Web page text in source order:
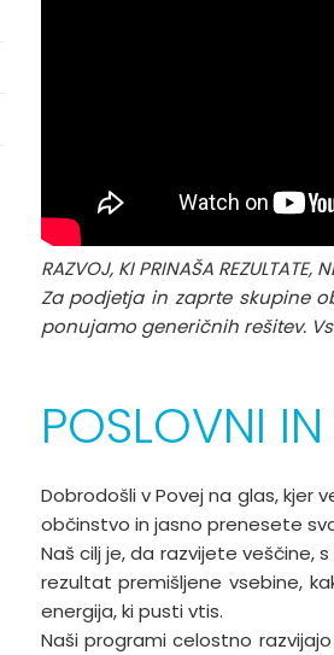
RAZVOJ, KI PRINAŠA REZULTATE,
Za podjetja in zaprte skupine
ponujamo generičnih rešitev.
POSLOVNI
Dobrodošli v Povej na glas,
občinstvo in jasno prenesete
Naš cilj je, da razvijete
rezultat premišljene vsebine,
energija, ki pusti vtis.
Naši programi celostno